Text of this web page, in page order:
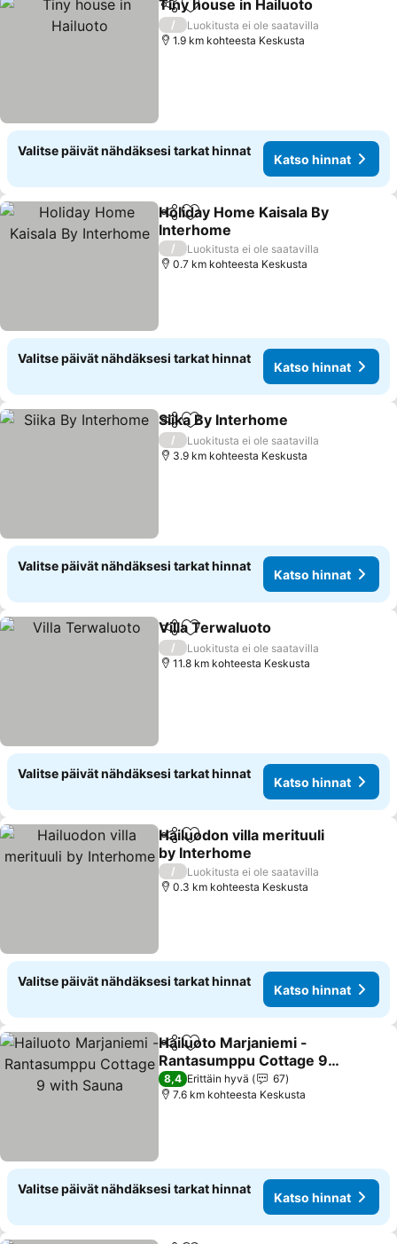
Jaa Lisää suosikkeihin
Tiny house in Hailuoto
/
Luokitusta ei ole saatavilla
1.9 km kohteesta Keskusta
Valitse päivät nähdäksesi tarkat hinnat
Katso hinnat
Jaa Lisää suosikkeihin
Holiday Home Kaisala By
Interhome
/
Luokitusta ei ole saatavilla
0.7 km kohteesta Keskusta
Valitse päivät nähdäksesi tarkat hinnat
Katso hinnat
Jaa Lisää suosikkeihin
Siika By Interhome
/
Luokitusta ei ole saatavilla
3.9 km kohteesta Keskusta
Valitse päivät nähdäksesi tarkat hinnat
Katso hinnat
Jaa Lisää suosikkeihin
Villa Terwaluoto
/
Luokitusta ei ole saatavilla
11.8 km kohteesta Keskusta
Valitse päivät nähdäksesi tarkat hinnat
Katso hinnat
Jaa Lisää suosikkeihin
Hailuodon villa merituuli
by Interhome
/
Luokitusta ei ole saatavilla
0.3 km kohteesta Keskusta
Valitse päivät nähdäksesi tarkat hinnat
Katso hinnat
Jaa Lisää suosikkeihin
Hailuoto Marjaniemi -
Rantasumppu Cottage 9
with Sauna
8,4 Erittäin hyvä
67
7.6 km kohteesta Keskusta
Valitse päivät nähdäksesi tarkat hinnat
Katso hinnat